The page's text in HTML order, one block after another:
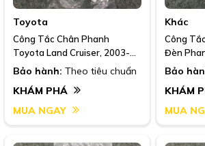
Toyota
Công Tắc Chân Phanh
Toyota Land Cruiser, 2003-
2007
Bảo hành: Theo tiêu chuẩn
KHÁM PHÁ
MUA NGAY
Khác
Công
Bảo
KHÁM
MUA